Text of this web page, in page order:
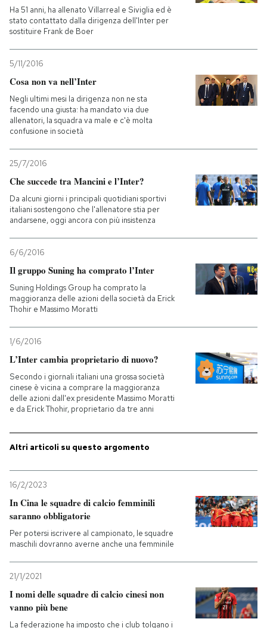
Ha 51 anni, ha allenato Villarreal e Siviglia ed è
stato contattato dalla dirigenza dell'Inter per
sostituire Frank de Boer
5/11/2016
Cosa non va nell’Inter
Negli ultimi mesi la dirigenza non ne sta
facendo una giusta: ha mandato via due
allenatori, la squadra va male e c'è molta
confusione in società
25/7/2016
Che succede tra Mancini e l’Inter?
Da alcuni giorni i principali quotidiani sportivi
italiani sostengono che l'allenatore stia per
andarsene, oggi ancora con più insistenza
6/6/2016
Il gruppo Suning ha comprato l’Inter
Suning Holdings Group ha comprato la
maggioranza delle azioni della società da Erick
Thohir e Massimo Moratti
1/6/2016
L’Inter cambia proprietario di nuovo?
Secondo i giornali italiani una grossa società
cinese è vicina a comprare la maggioranza
delle azioni dall'ex presidente Massimo Moratti
e da Erick Thohir, proprietario da tre anni
Altri articoli su questo argomento
16/2/2023
In Cina le squadre di calcio femminili
saranno obbligatorie
Per potersi iscrivere al campionato, le squadre
maschili dovranno averne anche una femminile
21/1/2021
I nomi delle squadre di calcio cinesi non
vanno più bene
La federazione ha imposto che i club tolgano i